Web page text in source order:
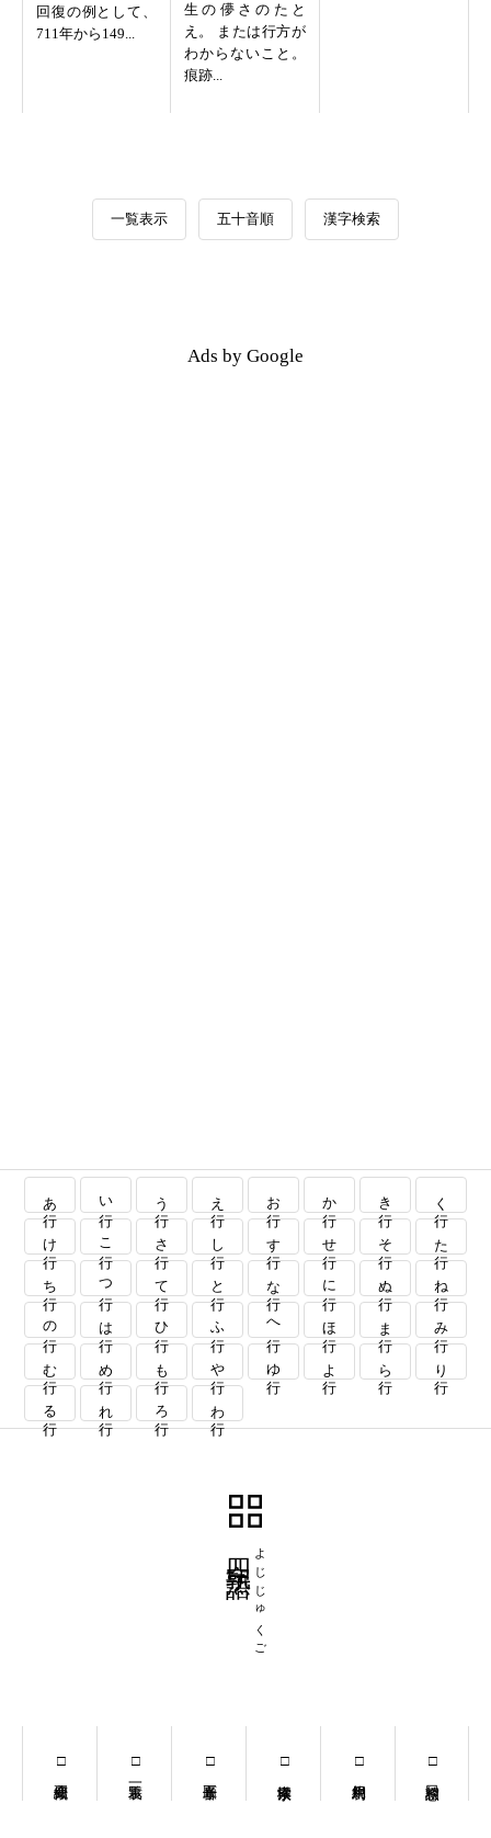
回復の例として、
711年から149...
生の儚さのたと
え。 または行方が
わからないこと。
痕跡...
一覧表示 五十音順 漢字検索
Ads by Google
あ行 い行 う行 え行 お行 か行 き行 く行
け行 こ行 さ行 し行 す行 せ行 そ行 た行
ち行 つ行 て行 と行 な行 に行 ぬ行 ね行
の行 は行 ひ行 ふ行 へ行 ほ行 ま行 み行
む行 め行 も行 や行 ゆ行 よ行 ら行 り行
る行 れ行 ろ行 わ行
よじじゅくご